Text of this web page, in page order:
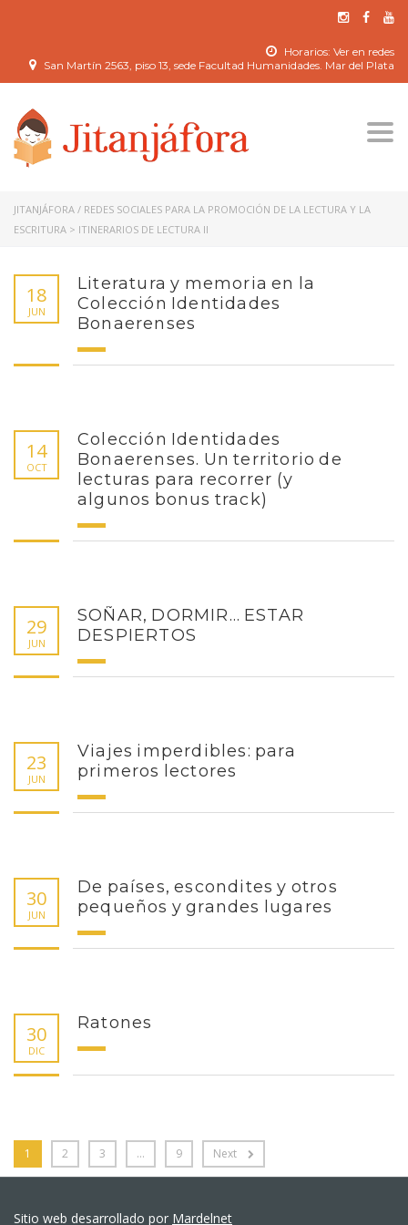
Horarios: Ver en redes
San Martín 2563, piso 13, sede Facultad Humanidades. Mar del Plata
JITANJÁFORA / REDES SOCIALES PARA LA PROMOCIÓN DE LA LECTURA Y LA
ESCRITURA > ITINERARIOS DE LECTURA II
18
JUN
Literatura y memoria en la
Colección Identidades
Bonaerenses
14
OCT
Colección Identidades
Bonaerenses. Un territorio de
lecturas para recorrer (y
algunos bonus track)
29
JUN
SOÑAR, DORMIR… ESTAR
DESPIERTOS
23
JUN
Viajes imperdibles: para
primeros lectores
30
JUN
De países, escondites y otros
pequeños y grandes lugares
30
DIC
Ratones
1 2 3 … 9 Next
Sitio web desarrollado por Mardelnet